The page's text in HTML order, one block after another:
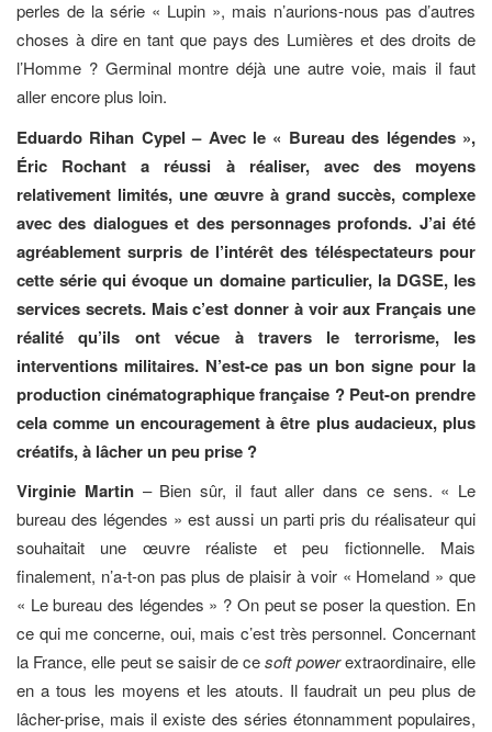
perles de la série « Lupin », mais n’aurions-nous pas d’autres
choses à dire en tant que pays des Lumières et des droits de
l’Homme ? Germinal montre déjà une autre voie, mais il faut
aller encore plus loin.
Eduardo Rihan Cypel – Avec le « Bureau des légendes »,
Éric Rochant a réussi à réaliser, avec des moyens
relativement limités, une œuvre à grand succès, complexe
avec des dialogues et des personnages profonds. J’ai été
agréablement surpris de l’intérêt des téléspectateurs pour
cette série qui évoque un domaine particulier, la DGSE, les
services secrets. Mais c’est donner à voir aux Français une
réalité qu’ils ont vécue à travers le terrorisme, les
interventions militaires. N’est-ce pas un bon signe pour la
production cinématographique française ? Peut-on prendre
cela comme un encouragement à être plus audacieux, plus
créatifs, à lâcher un peu prise ?
Virginie Martin– Bien sûr, il faut aller dans ce sens. « Le
bureau des légendes » est aussi un parti pris du réalisateur qui
souhaitait une œuvre réaliste et peu fictionnelle. Mais
finalement, n’a-t-on pas plus de plaisir à voir « Homeland » que
« Le bureau des légendes » ? On peut se poser la question. En
ce qui me concerne, oui, mais c’est très personnel. Concernant
la France, elle peut se saisir de cesoft powerextraordinaire, elle
en a tous les moyens et les atouts. Il faudrait un peu plus de
lâcher-prise, mais il existe des séries étonnamment populaires,